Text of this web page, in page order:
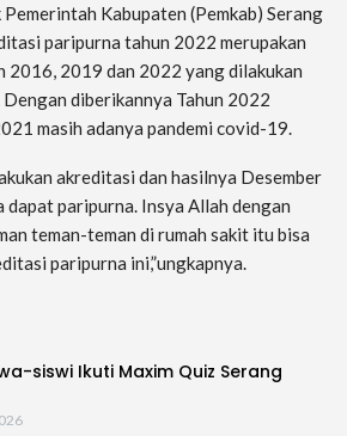
Kabupaten (Pemkab) Serang
paripurna tahun 2022 merupakan
2016, 2019 dan 2022 yang dilakukan
diberikannya Tahun 2022
masih adanya pandemi covid-19.
akreditasi dan hasilnya Desember
paripurna. Insya Allah dengan
teman-teman di rumah sakit itu bisa
paripurna ini,”ungkapnya.
siswi Ikuti Maxim Quiz Serang